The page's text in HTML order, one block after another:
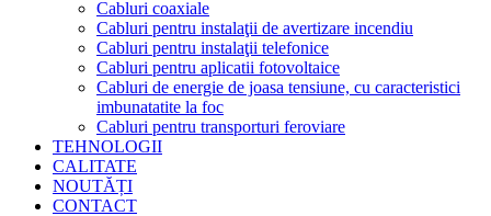
Cabluri coaxiale
Cabluri pentru instalaţii de avertizare incendiu
Cabluri pentru instalaţii telefonice
Cabluri pentru aplicatii fotovoltaice
Cabluri de energie de joasa tensiune, cu caracteristici
imbunatatite la foc
Cabluri pentru transporturi feroviare
TEHNOLOGII
CALITATE
NOUTĂȚI
CONTACT